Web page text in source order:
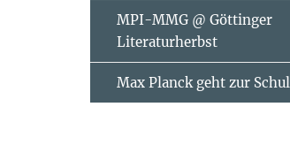
MPI-MMG @ Göttinger
Literaturherbst
Max Planck geht zur